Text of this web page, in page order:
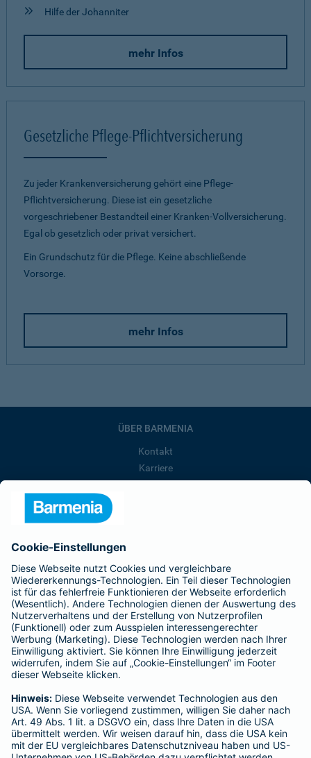
Hilfe der Johanniter
mehr Infos
Gesetzliche Pflege-Pflichtversicherung
Zu jeder Krankenversicherung gehört eine Pflege-
Pflichtversicherung. Diese ist ein gesetzliche
vorgeschriebener Bestandteil einer Kranken-Vollversicherung.
Egal ob gesetzlich oder privat versichert.
Ein Grundschutz für die Pflege. Keine abschließende
Vorsorge.
mehr Infos
ÜBER BARMENIA
Kontakt
Karriere
Barmenia ist Teil der BarmeniaGothaer
BELIEBTE SEITEN
Kranken-Zusatzversicherung
Tierversicherungen
Haftpflichtversicherung
Hausratversicherung
Adresse ändern
Schaden melden
Kilometerstandsmeldung